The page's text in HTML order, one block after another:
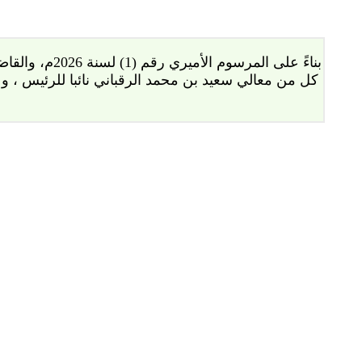
بناءً على
كل من معالي سعيد بن محمد الرقباني نائبا للرئيس ،